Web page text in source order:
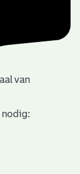
van
nodig: